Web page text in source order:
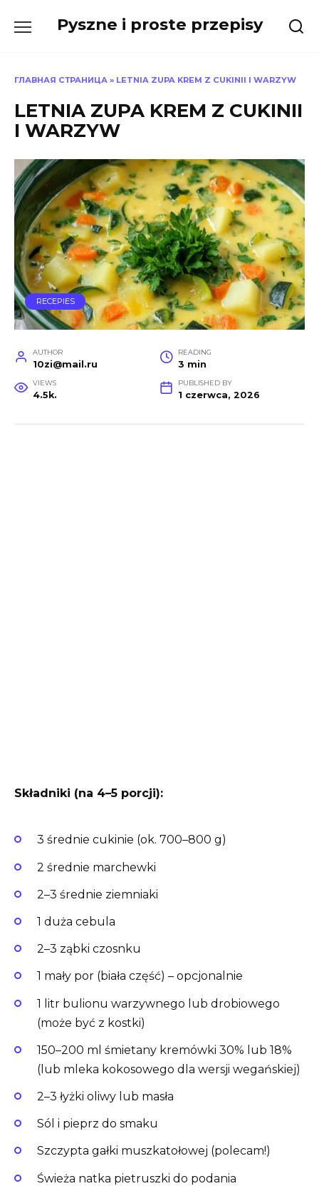
Pyszne i proste przepisy
ГЛАВНАЯ СТРАНИЦА » LETNIA ZUPA KREM Z CUKINII I WARZYW
LETNIA ZUPA KREM Z CUKINII
I WARZYW
RECEPIES
AUTHOR
10zi@mail.ru
READING
3 min
VIEWS
4.5k.
PUBLISHED BY
1 czerwca, 2026
Składniki (na 4–5 porcji):
3 średnie cukinie (ok. 700–800 g)
2 średnie marchewki
2–3 średnie ziemniaki
1 duża cebula
2–3 ząbki czosnku
1 mały por (biała część) – opcjonalnie
1 litr bulionu warzywnego lub drobiowego
(może być z kostki)
150–200 ml śmietany kremówki 30% lub 18%
(lub mleka kokosowego dla wersji wegańskiej)
2–3 łyżki oliwy lub masła
Sól i pieprz do smaku
Szczypta gałki muszkatołowej (polecam!)
Świeża natka pietruszki do podania